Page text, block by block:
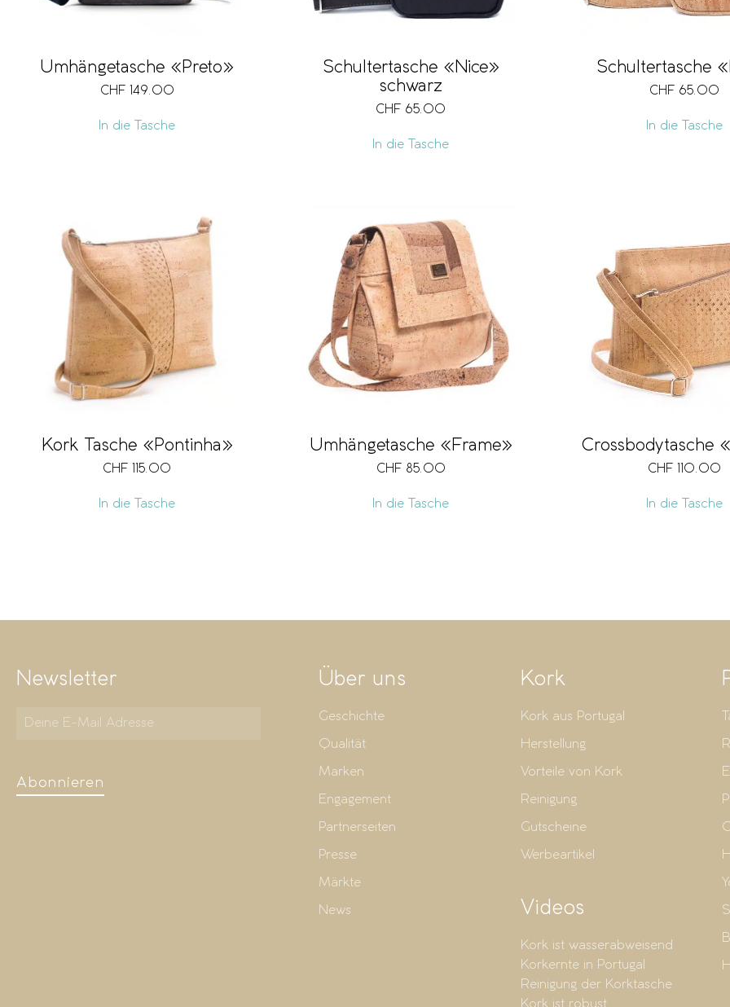
Umhängetasche «Preto»
CHF 149.00
In die Tasche
Schultertasche «Nice»
schwarz
CHF 65.00
In die Tasche
Schultertasche
CHF 65.00
In die Tasche
Kork Tasche «Pontinha»
CHF 115.00
In die Tasche
Umhängetasche «Frame»
CHF 85.00
In die Tasche
Crossbodytasche
CHF 110.00
In die Tasche
Newsletter
Abonnieren
Über uns
Geschichte
Qualität
Marken
Engagement
Partnerseiten
Presse
Märkte
News
Kork
Kork aus Portugal
Herstellung
Vorteile von Kork
Reinigung
Gutscheine
Werbeartikel
Videos
Kork ist wasserabweisend
Korkernte in Portugal
Reinigung der Korktasche
Kork ist robust